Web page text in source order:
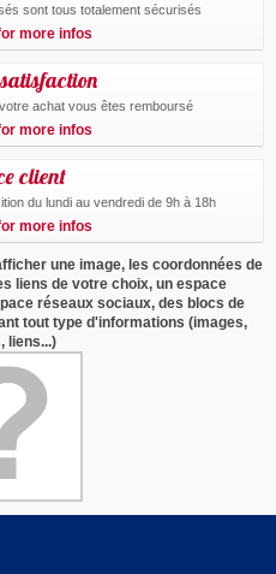
sont tous totalement sécurisés
more infos
achat vous êtes remboursé
more infos
client
du lundi au vendredi de 9h à 18h
more infos
une image, les coordonnées de
liens de votre choix, un espace
réseaux sociaux, des blocs de
tout type d'informations (images,
liens...)